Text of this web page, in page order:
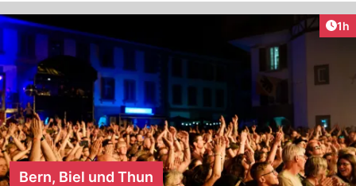
1h
Bern, Biel und Thun